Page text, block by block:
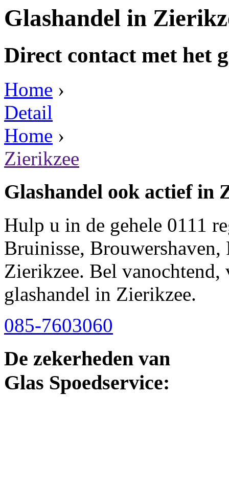
Glashandel in
Direct contact met het
Home ›
Detail
Home ›
Zierikzee
Glashandel ook actief in
Hulp u in de gehele 0111
Bruinisse, Brouwershaven,
Zierikzee. Bel
glashandel in Zierikzee.
085-7603060
De zekerheden van
Glas Spoedservice: